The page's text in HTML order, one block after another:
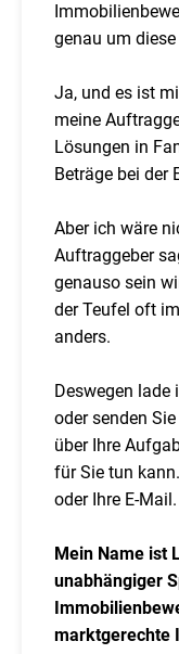
genau um
Ja, und es ist
meine
Lösungen in
Beträge bei der
Aber ich wäre
Auftraggeber
genauso sein
der Teufel oft
anders.
Deswegen lade
oder senden
über Ihre
für Sie tun
oder Ihre E-Mail.
Mein Name ist
unabhängiger
marktgerechte